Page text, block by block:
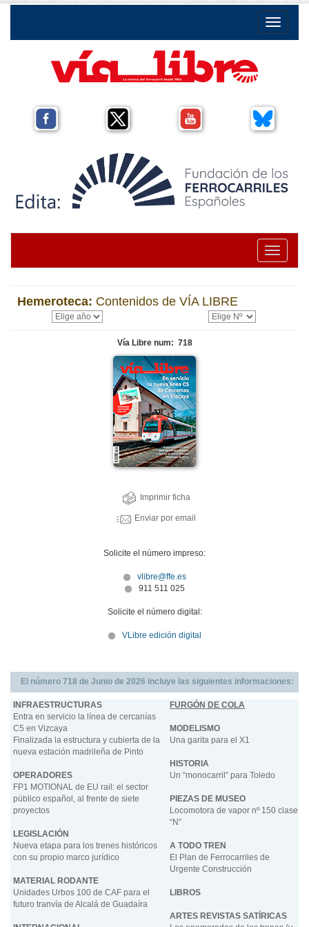
Toggle
Toggle
Hemeroteca: Contenidos de VÍA LIBRE
Vía Libre num: 718
Imprimir ficha
Enviar por email
Solicite el número impreso:
vlibre@ffe.es
911 511 025
Solicite el número digital:
VLibre edición digital
El número 718 de Junio de 2026 incluye las siguientes informaciones:
INFRAESTRUCTURAS
Entra en servicio la línea de cercanías
C5 en Vizcaya
Finalizada la estructura y cubierta de la
nueva estación madrileña de Pinto
OPERADORES
FP1 MOTIONAL de EU rail: el sector
público español, al frente de siete
proyectos
LEGISLACIÓN
Nueva etapa para los trenes históricos
con su propio marco jurídico
MATERIAL RODANTE
Unidades Urbos 100 de CAF para el
futuro tranvía de Alcalá de Guadaíra
FURGÓN DE COLA
MODELISMO
Una garita para el X1
HISTORIA
Un “monocarril” para Toledo
PIEZAS DE MUSEO
Locomotora de vapor nº 150 clase
“N”
A TODO TREN
El Plan de Ferrocarriles de
Urgente Construcción
LIBROS
ARTES REVISTAS SATÍRICAS